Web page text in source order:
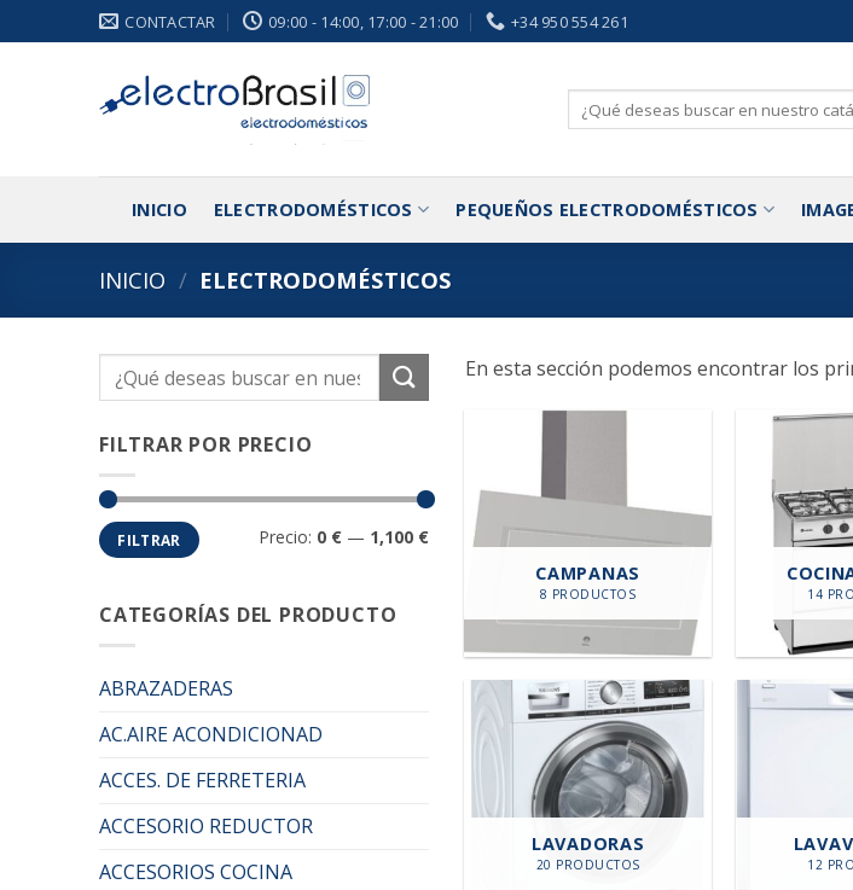
al
CONTACTAR 09:00 - 14:00, 17:00 - 21:00 +34 950 554 261
Buscar
por:
INICIO ELECTRODOMÉSTICOS PEQUEÑOS ELECTRODOMÉSTICOS
INICIO / ELECTRODOMÉSTICOS
Buscar
por:
FILTRAR POR PRECIO
Precio
mínimo
Precio
máximo
FILTRAR Precio: 0 €— 1,100 €
CATEGORÍAS DEL PRODUCTO
ABRAZADERAS
AC.AIRE ACONDICIONAD
ACCES. DE FERRETERIA
ACCESORIO REDUCTOR
ACCESORIOS COCINA
En esta sección podemos encontrar los
CAMPANAS
8 PRODUCTOS 14
LAVADORAS
20 PRODUCTOS 12